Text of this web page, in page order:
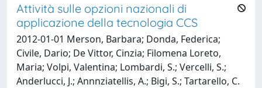
Attività sulle opzioni nazionali di
applicazione della tecnologia CCS
2012-01-01 Merson, Barbara; Donda, Federica;
Civile, Dario; De Vittor, Cinzia; Filomena Loreto,
Maria; Volpi, Valentina; Lombardi, S.; Vercelli, S.;
Anderlucci, J.; Annnziatellis, A.; Bigi, S.; Tartarello, C.